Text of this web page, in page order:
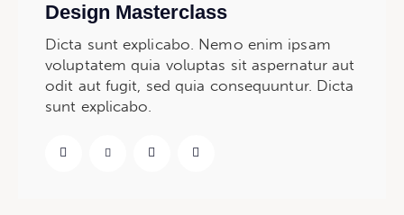
Design Masterclass
Dicta sunt explicabo. Nemo enim ipsam
voluptatem quia voluptas sit aspernatur aut
odit aut fugit, sed quia consequuntur. Dicta
sunt explicabo.